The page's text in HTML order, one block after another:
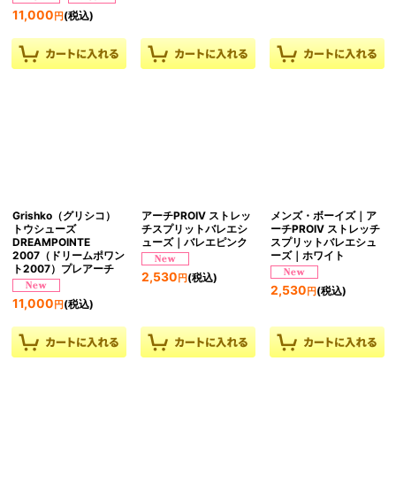
11,000 円 (税込)
Grishko（グリシコ）
トウシューズ
DREAMPOINTE
2007（ドリームポワン
ト2007）プレアーチ
11,000 円 (税込)
アーチPROIV ストレッ
チスプリットバレエシ
ューズ｜バレエピンク
2,530 円(税込)
メンズ・ボーイズ｜ア
ーチPROIV ストレッチ
スプリットバレエシュ
ーズ｜ホワイト
2,530 円(税込)